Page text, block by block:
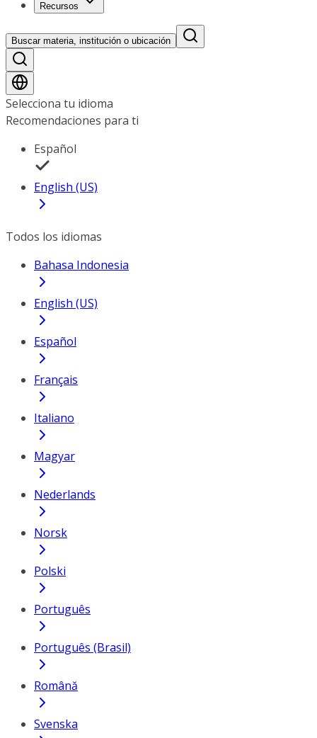
Recursos
Buscar materia, institución o ubicación
Selecciona tu idioma
Recomendaciones para ti
Español
English (US)
Todos los idiomas
Bahasa Indonesia
English (US)
Español
Français
Italiano
Magyar
Nederlands
Norsk
Polski
Português
Português (Brasil)
Română
Svenska